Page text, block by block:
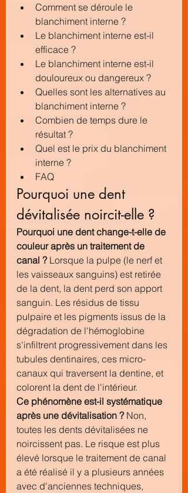
Comment se déroule le
blanchiment interne ?
Le blanchiment interne est-il
efficace ?
Le blanchiment interne est-il
douloureux ou dangereux ?
Quelles sont les alternatives au
blanchiment interne ?
Combien de temps dure le
résultat ?
Quel est le prix du blanchiment
interne ?
FAQ
Pourquoi une dent
dévitalisée noircit-elle ?
Pourquoi une dent change-t-elle de
couleur après un traitement de
canal ? Lorsque la pulpe (le nerf et
les vaisseaux sanguins) est retirée
de la dent, la dent perd son apport
sanguin. Les résidus de tissu
pulpaire et les pigments issus de la
dégradation de l'hémoglobine
s'infiltrent progressivement dans les
tubules dentinaires, ces micro-
canaux qui traversent la dentine, et
colorent la dent de l'intérieur.
Ce phénomène est-il systématique
après une dévitalisation ? Non,
toutes les dents dévitalisées ne
noircissent pas. Le risque est plus
élevé lorsque le traitement de canal
a été réalisé il y a plusieurs années
avec d'anciennes techniques,